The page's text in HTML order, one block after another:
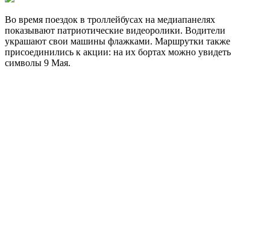
Во время поездок в троллейбусах на медиапанелях
показывают патриотические видеоролики. Водители
украшают свои машины флажками. Маршрутки также
присоединились к акции: на их бортах можно увидеть
символы 9 Мая.